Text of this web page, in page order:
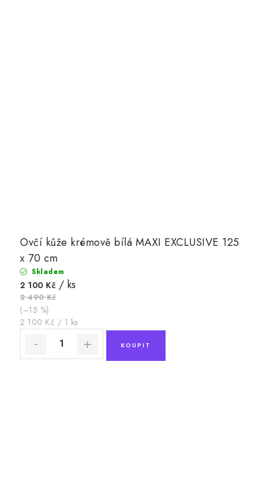
Ovčí kůže krémově bílá MAXI EXCLUSIVE 125
x 70 cm
Skladem
2 100 Kč / ks
2 490 Kč
(–15 %)
Měrná
2 100 Kč / 1 ks